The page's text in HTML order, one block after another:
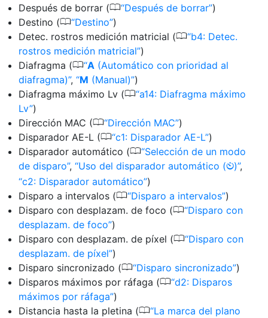
Después de borrar (0 Después de borrar )
Destino (0 Destino )
Detec. rostros medición matricial (0 b4: Detec.
rostros medición matricial )
Diafragma (0 A (Automático con prioridad al
diafragma) , M (Manual) )
Diafragma máximo Lv (0 a14: Diafragma máximo
Lv )
Dirección MAC (0 Dirección MAC )
Disparador AE-L (0 c1: Disparador AE-L )
Disparador automático (0 Selección de un modo
de disparo , Uso del disparador automático (E) ,
c2: Disparador automático )
Disparo a intervalos (0 Disparo a intervalos )
Disparo con desplazam. de foco (0 Disparo con
desplazam. de foco )
Disparo con desplazam. de píxel (0 Disparo con
desplazam. de píxel )
Disparo sincronizado (0 Disparo sincronizado )
Disparos máximos por ráfaga (0 d2: Disparos
máximos por ráfaga )
Distancia hasta la pletina (0 La marca del plano